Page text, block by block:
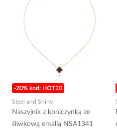
-20% kod: HOT20
Steel and Shine
Naszyjnik z koniczynką ze
śliwkową emalią NSA1341